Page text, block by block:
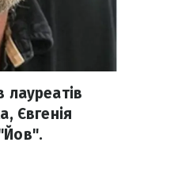
лауреатів
Євгенія